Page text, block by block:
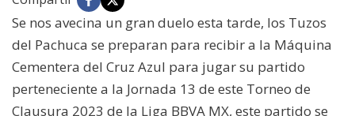
Se nos avecina un gran duelo esta tarde, los Tuzos
del Pachuca se preparan para recibir a la Máquina
Cementera del Cruz Azul para jugar su partido
perteneciente a la Jornada 13 de este Torneo de
Clausura 2023 de la Liga BBVA MX, este partido se